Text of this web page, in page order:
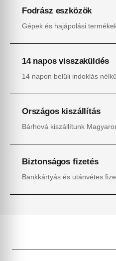
Fodrász eszközök
Gépek és hajápolási
14 napos visszaküldés
14 napon belüli indoklás
Országos kiszállítás
Bárhová kiszállítunk
Biztonságos fizetés
Bankkártyás és utánvétes